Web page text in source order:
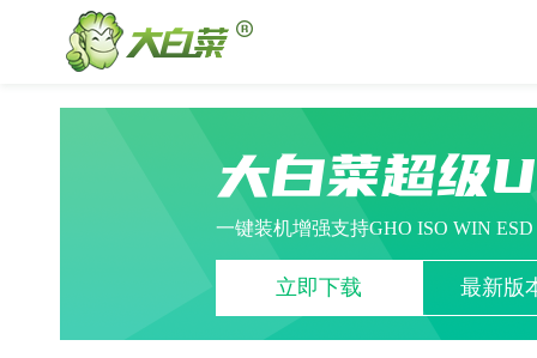
大白菜超级
一键装机增强支持GHO ISO WIN
立即下载 最新版